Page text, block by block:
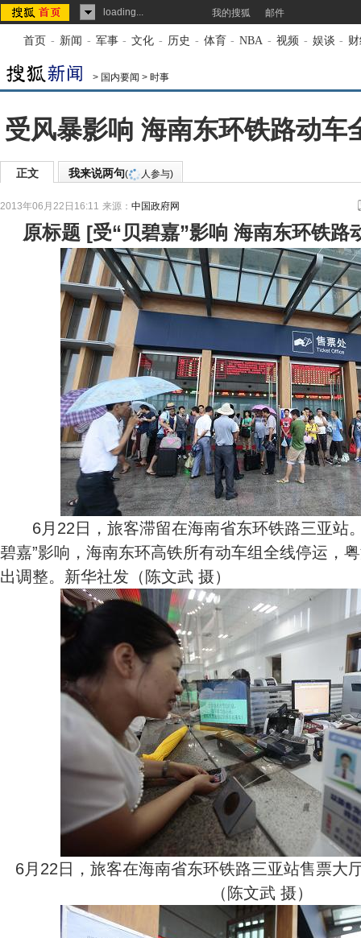
loading... 我的搜狐 邮件
首页 - 新闻 - 军事 - 文化 - 历史 - 体育 - NBA - 视频 - 娱谈 -
> 国内要闻 > 时事
受风暴影响 海南东环铁路动车
正文 我来说两句( 人参与)
2013年06月22日16:11 来源： 中国政府网
原标题 [受“贝碧嘉”影响 海南东环铁路
6月22日，旅客滞留在海南省东环铁路三亚站
碧嘉”影响，海南东环高铁所有动车组全线停运，
出调整。新华社发（陈文武 摄）
6月22日，旅客在海南省东环铁路三亚站售票大
（陈文武 摄）